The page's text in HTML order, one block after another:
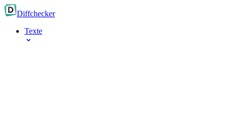
Diffchecker
Texte